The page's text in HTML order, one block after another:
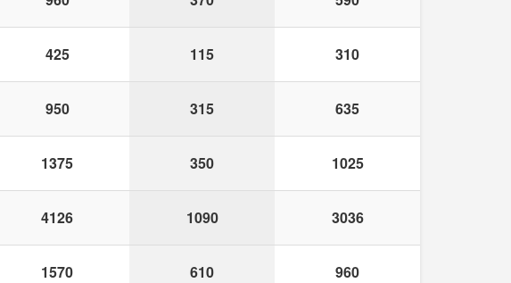
425 115 310
950 315 635
1375 350 1025
4126 1090 3036
1570 610 960